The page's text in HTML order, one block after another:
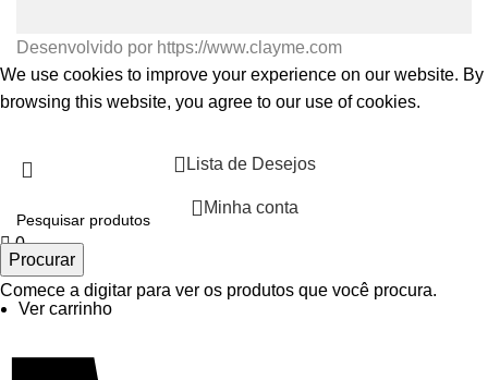
Desenvolvido por https://www.clayme.com
We use cookies to improve your experience on our website. By
browsing this website, you agree to our use of cookies.
Procurar
Comece a digitar para ver os produtos que você procura.
Lista de Desejos
Minha conta
0
0 itens
Ver carrinho